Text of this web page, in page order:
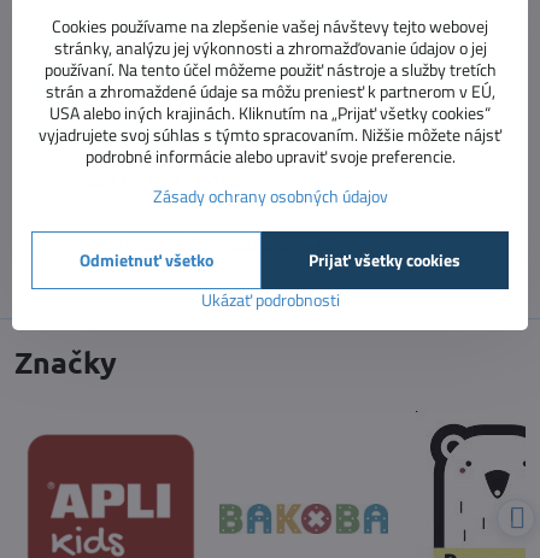
Stav objednávky
+421 918 322 199
e-shop
info​@vnimavedeti​.sk
vzdelávanie pedagógov
Značky
Cookies používame na zlepšenie vašej návštevy tejto webovej
stránky, analýzu jej výkonnosti a zhromažďovanie údajov o jej
používaní. Na tento účel môžeme použiť nástroje a služby tretích
strán a zhromaždené údaje sa môžu preniesť k partnerom v EÚ,
USA alebo iných krajinách. Kliknutím na „Prijať všetky cookies“
vyjadrujete svoj súhlas s týmto spracovaním. Nižšie môžete nájsť
podrobné informácie alebo upraviť svoje preferencie.
Zásady ochrany osobných údajov
Ukázať podrobnosti
Prijať všetky cookies
Odmietnuť všetko